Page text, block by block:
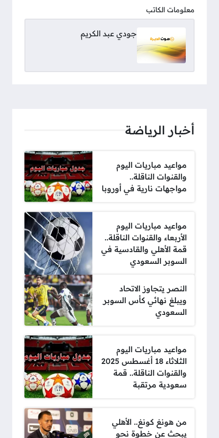
معلومات الكاتب
جودي عبد الكريم
أخبار الرياضة
مواعيد مباريات اليوم
والقنوات الناقلة..
مواجهات نارية في أوروبا
مواعيد مباريات اليوم
الأربعاء والقنوات الناقلة..
قمة الأهلي والقادسية في
السوبر السعودي
النصر يتجاوز الاتحاد
ويبلغ نهائي كأس السوبر
السعودي
مواعيد مباريات اليوم
الثلاثاء 18 أغسطس 2025
والقنوات الناقلة.. قمة
سعودية مرتقبة
من هونغ كونغ.. الأهلي
يبحث عن خطوة نحو